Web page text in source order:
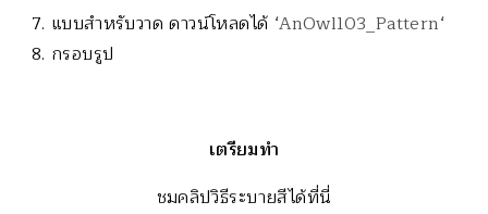
แบบสำหรับวาด ดาวน์โหลดได้ ‘AnOwl103_Pattern‘
กรอบรูป
เตรียมทำ
ชมคลิปวิธีระบายสีได้ที่นี่